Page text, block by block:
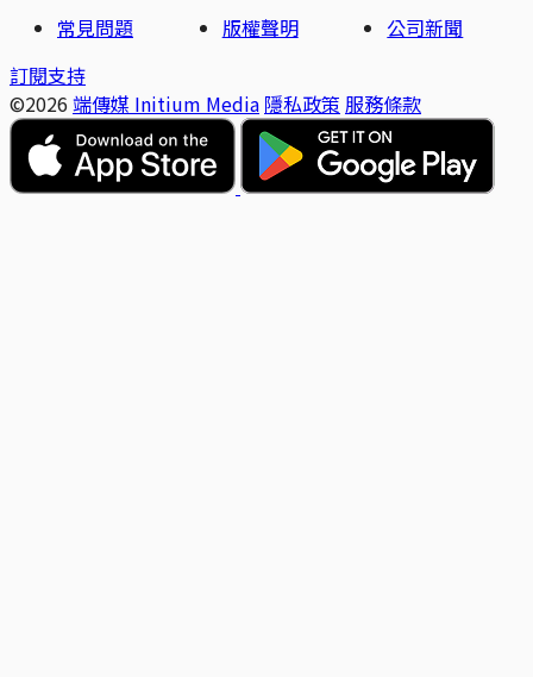
常見問題
版權聲明
公司新聞
訂閱支持
©2026 端傳媒 Initium Media 隱私政策 服務條款